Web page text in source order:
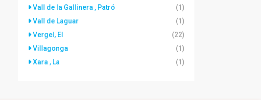
Vall de la Gallinera , Patró
(1)
Vall de Laguar
(1)
Vergel, El
(22)
Villagonga
(1)
Xara , La
(1)